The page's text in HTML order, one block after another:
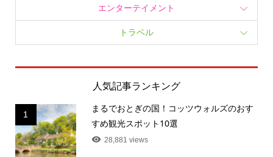
エンターテイメント
トラベル
人気記事ランキング
1
まるでおとぎの国！コッツウォルズのおす
すめ観光スポット10選
28,881 views